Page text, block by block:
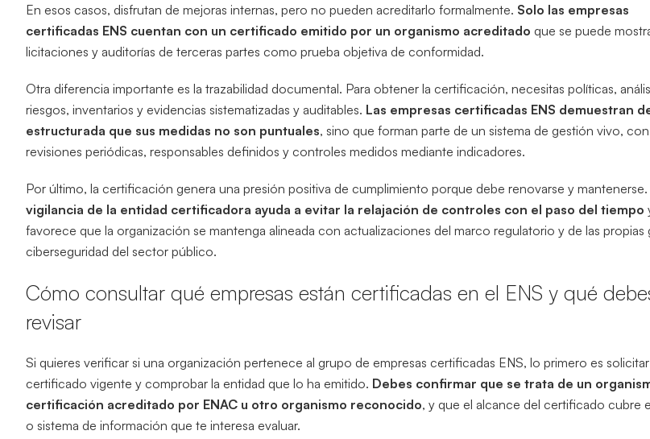
En esos casos, disfrutan de mejoras internas, pero no pueden acreditarlo formalmente. Solo las empresas
certificadas ENS cuentan con un certificado emitido por un organismo acreditado que se puede
licitaciones y auditorías de terceras partes como prueba objetiva de conformidad.
Otra diferencia importante es la trazabilidad documental. Para obtener la certificación, necesitas políticas,
riesgos, inventarios y evidencias sistematizadas y auditables. Las empresas certificadas ENS demuestran
estructurada que sus medidas no son puntuales, sino que forman parte de un sistema de gestión vivo, con
revisiones periódicas, responsables definidos y controles medidos mediante indicadores.
Por último, la certificación genera una presión positiva de cumplimiento porque debe renovarse y mantenerse.
vigilancia de la entidad certificadora ayuda a evitar la relajación de controles con el paso del tiempo
favorece que la organización se mantenga alineada con actualizaciones del marco regulatorio y de las propias
ciberseguridad del sector público.
Cómo consultar qué empresas están certificadas en el ENS y qué
revisar
Si quieres verificar si una organización pertenece al grupo de empresas certificadas ENS, lo primero es
certificado vigente y comprobar la entidad que lo ha emitido. Debes confirmar que se trata de un
certificación acreditado por ENAC u otro organismo reconocido, y que el alcance del certificado cubre
o sistema de información que te interesa evaluar.